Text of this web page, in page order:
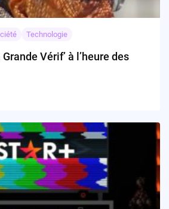
Technologie
Vérif’ à l’heure des